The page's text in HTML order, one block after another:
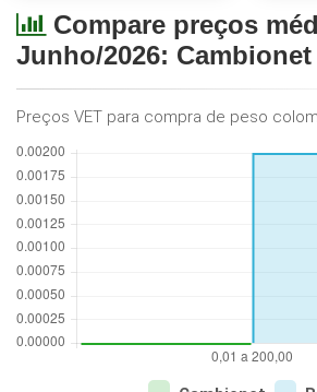
Compare preços
Junho/2026:
Preços VET para compra de peso